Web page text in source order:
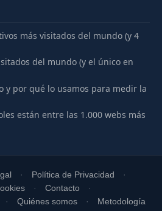
más visitados del mundo (y 4
del mundo (y el único en
y por qué lo usamos para medir la
están entre las 1.000 webs más
Política de Privacidad
Contacto
Quiénes somos Metodología